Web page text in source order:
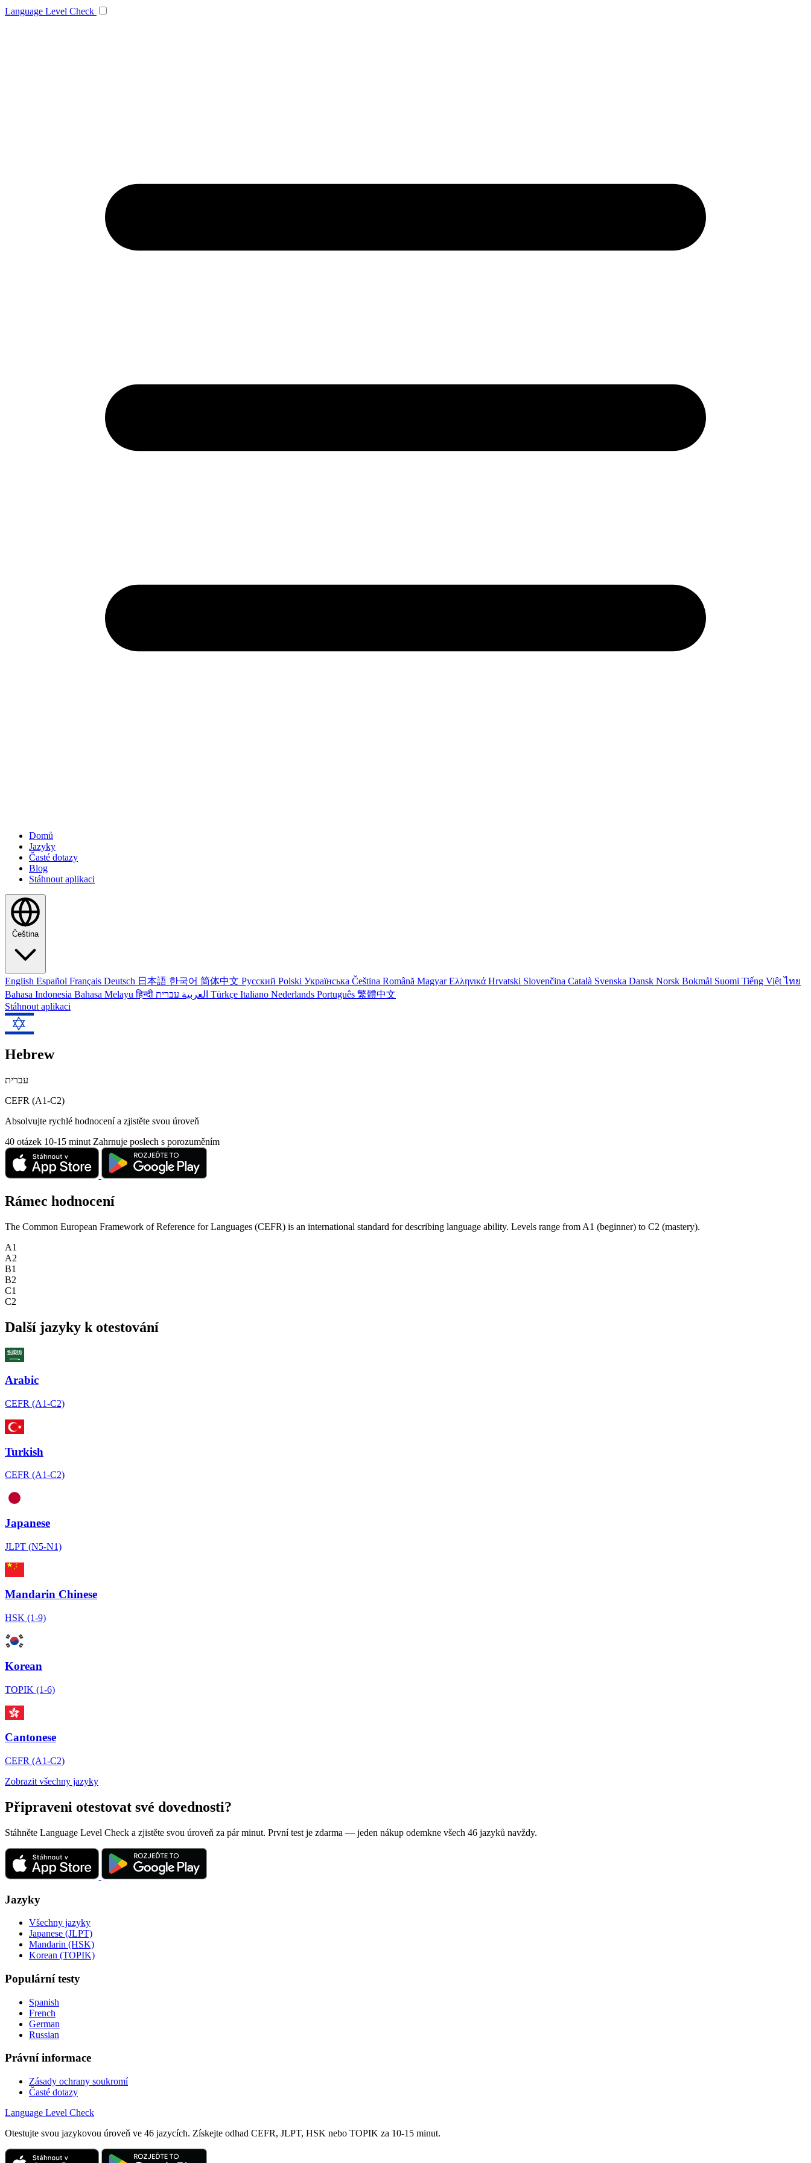
Language Level Check
Domů
Jazyky
Časté dotazy
Blog
Stáhnout aplikaci
Čeština
English Español Français Deutsch 日本語 한국어 简体中文 Русский Polski Українська Čeština Română MagyarΕλληνικά Hrvatski Slovenčina Català Svenska Dansk Norsk Bokmål Suomi Tiếng Việtไทย
Bahasa Indonesia Bahasa Melayuहिन्दी العربية Türkçe Italiano Nederlands Português 繁體中文
Stáhnout aplikaci
Hebrew
עברית
CEFR (A1-C2)
Absolvujte rychlé hodnocení a zjistěte svou úroveň
40 otázek 10-15 minut Zahrnuje poslech s porozuměním
Rámec hodnocení
The Common European Framework of Reference for Languages (CEFR) is an international standard for describing language ability. Levels range from A1 (beginner) to C2 (mastery).
A1
A2
B1
B2
C1
C2
Další jazyky k otestování
Arabic
CEFR (A1-C2)
Turkish
CEFR (A1-C2)
Japanese
JLPT (N5-N1)
Mandarin Chinese
HSK (1-9)
Korean
TOPIK (1-6)
Cantonese
CEFR (A1-C2)
Zobrazit všechny jazyky
Připraveni otestovat své dovednosti?
Stáhněte Language Level Check a zjistěte svou úroveň za pár minut. První test je zdarma — jeden nákup odemkne všech 46 jazyků navždy.
Jazyky
Všechny jazyky
Japanese (JLPT)
Mandarin (HSK)
Korean (TOPIK)
Populární testy
Spanish
French
German
Russian
Právní informace
Zásady ochrany soukromí
Časté dotazy
Language Level Check
Otestujte svou jazykovou úroveň ve 46 jazycích. Získejte odhad CEFR, JLPT, HSK nebo TOPIK za 10-15 minut.